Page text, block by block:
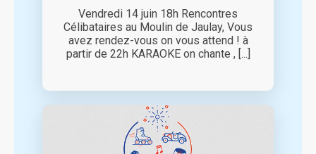
Vendredi 14 juin 18h Rencontres
Célibataires au Moulin de Jaulay, Vous
avez rendez-vous on vous attend ! à
partir de 22h KARAOKE on chante , [...]